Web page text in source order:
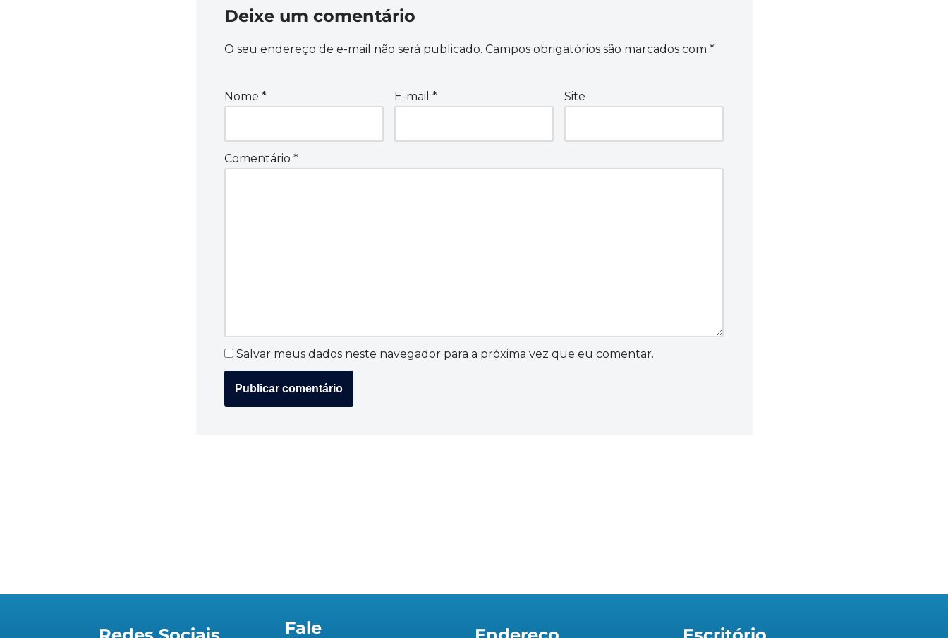
Deixe um comentário
O seu endereço de e-mail não será publicado. Campos obrigatórios são marcados com *
Nome * E-mail * Site
Comentário *
Salvar meus dados neste navegador para a próxima vez que eu comentar.
Fale